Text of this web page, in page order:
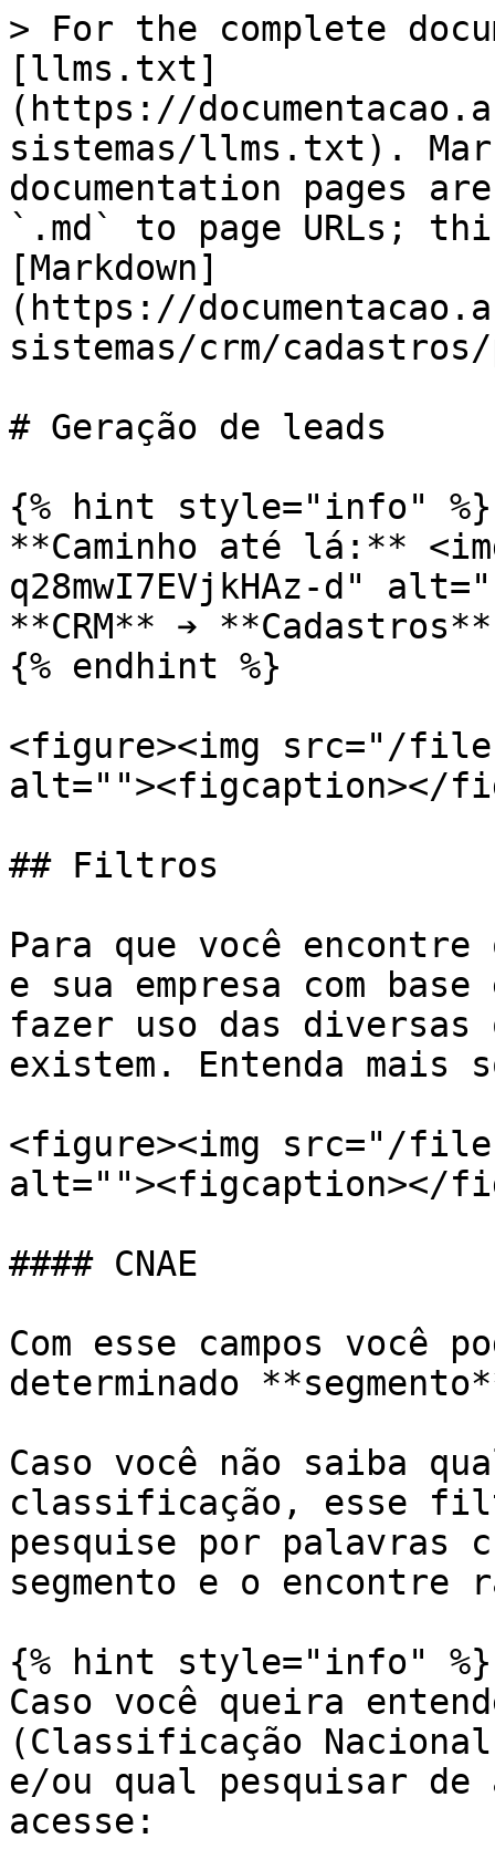
> For the complete
[llms.txt]
(https://
sistemas/llms.txt).
documentation pages
`.md` to page URLs;
[Markdown]
(https://
sistemas/crm/
# Geração de leads
{% hint style="info" %}
**Caminho até lá:**
q28mwI7EVjkHAz-d"
**CRM** ➔
{% endhint %}
<figure><img src="/files/
alt=""><figcaption></
## Filtros
Para que você
e sua empresa com
fazer uso das
existem. Entenda
<figure><img src="/files/
alt=""><figcaption></
#### CNAE
Com esse campos você
determinado
Caso você não saiba
classificação, esse
pesquise por palavras
segmento e o encontre
{% hint style="info" %}
Caso você queira
(Classificação
e/ou qual pesquisar de
acesse: